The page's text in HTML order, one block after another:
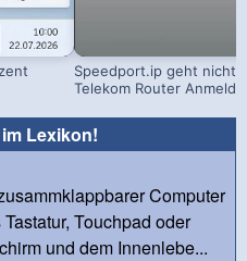
Speedport.ip geht nicht:
Telekom Router
Lexikon!
Computer
Touchpad oder
und dem Innenlebe...